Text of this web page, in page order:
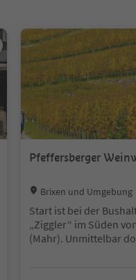
Pfeffersberger
Location:
Brixen und Umgebung
Start ist bei der
„Ziggler“ im Süden
(Mahr). Unmittelbar